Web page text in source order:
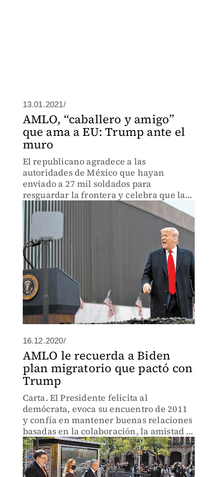
13.01.2021/
AMLO, “caballero y amigo”
que ama a EU: Trump ante el
muro
El republicano agradece a las
autoridades de México que hayan
enviado a 27 mil soldados para
resguardar la frontera y celebra que la
valla contuviera también al virus.
16.12.2020/
AMLO le recuerda a Biden
plan migratorio que pactó con
Trump
Carta. El Presidente felicita al
demócrata, evoca su encuentro de 2011
y confía en mantener buenas relaciones
basadas en la colaboración, la amistad y
el respeto.